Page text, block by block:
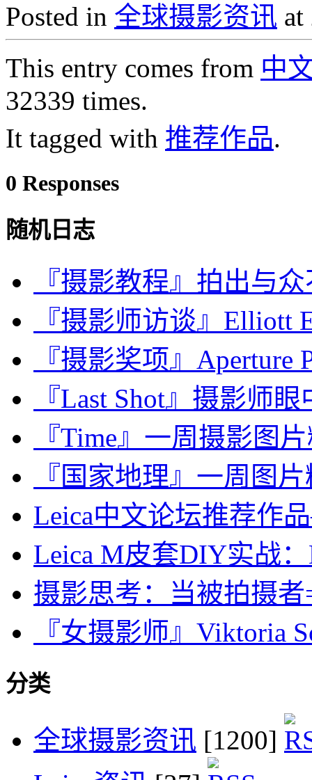
Posted in 全球摄影资讯 at
This entry comes from 中
32339 times.
It tagged with 推荐作品.
0 Responses
随机日志
『摄影教程』拍出与
『摄影师访谈』Elliott
『摄影奖项』Aperture
『Last Shot』摄影师
『Time』一周摄影图
『国家地理』一周图
Leica中文论坛推荐作
Leica M皮套DIY实战
摄影思考：当被拍摄
『女摄影师』Viktoria
分类
全球摄影资讯 [1200]